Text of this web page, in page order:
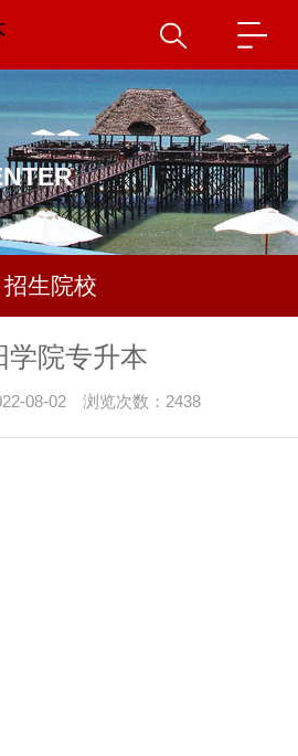
招生院校
学院专升本
08-02 浏览次数：2438